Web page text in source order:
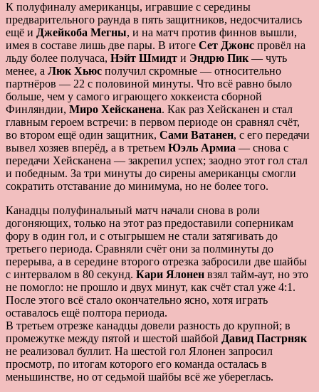
К полуфиналу американцы, игравшие с середины
предварительного раунда в пять защитников, недосчитались
ещё и Джейкоба Мегны, и на матч против финнов вышли,
имея в составе лишь две пары. В итоге Сет Джонс провёл на
льду более получаса, Нэйт Шмидт и Эндрю Пик — чуть
менее, а Люк Хьюс получил скромные — относительно
партнёров — 22 с половиной минуты. Что всё равно было
больше, чем у самого играющего хоккеиста сборной
Финляндии, Миро Хейсканена. Как раз Хейсканен и стал
главным героем встречи: в первом периоде он сравнял счёт,
во втором ещё один защитник, Сами Ватанен, с его передачи
вывел хозяев вперёд, а в третьем Юэль Армиа — снова с
передачи Хейсканена — закрепил успех; заодно этот гол стал
и победным. За три минуты до сирены американцы смогли
сократить отставание до минимума, но не более того.
Канадцы полуфинальный матч начали снова в роли
догоняющих, только на этот раз предоставили соперникам
фору в один гол, и с отыгрышем не стали затягивать до
третьего периода. Сравняли счёт они за полминуты до
перерыва, а в середине второго отрезка забросили две шайбы
с интервалом в 80 секунд. Кари Ялонен взял тайм-аут, но это
не помогло: не прошло и двух минут, как счёт стал уже 4:1.
После этого всё стало окончательно ясно, хотя играть
оставалось ещё полтора периода.
В третьем отрезке канадцы довели разность до крупной; в
промежутке между пятой и шестой шайбой Давид Пастрняк
не реализовал буллит. На шестой гол Ялонен запросил
просмотр, по итогам которого его команда осталась в
меньшинстве, но от седьмой шайбы всё же убереглась.